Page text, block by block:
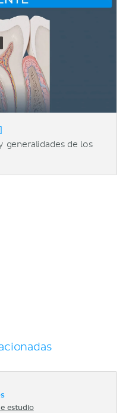
generalidades de los
estudio